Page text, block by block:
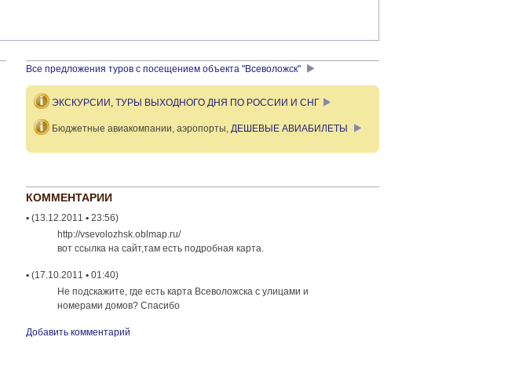
Все предложения туров с посещением объекта "Всеволожск"
ЭКСКУРСИИ, ТУРЫ ВЫХОДНОГО ДНЯ ПО РОССИИ И СНГ
Бюджетные авиакомпании, аэропорты, ДЕШЕВЫЕ АВИАБИЛЕТЫ
КОММЕНТАРИИ
▪ (13.12.2011 ▪ 23:56)
http://vsevolozhsk.oblmap.ru/
вот ссылка на сайт,там есть подробная карта.
▪ (17.10.2011 ▪ 01:40)
Не подскажите, где есть карта Всеволожска с улицами и
номерами домов? Спасибо
Добавить комментарий